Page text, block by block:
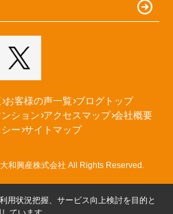
お客様の声一覧 ブログトップ
ション アクセスマップ 会社概要
ー サイトマップ
興産株式会社 All Rights Reserved.
用状況把握、サービス向上検討を目的と